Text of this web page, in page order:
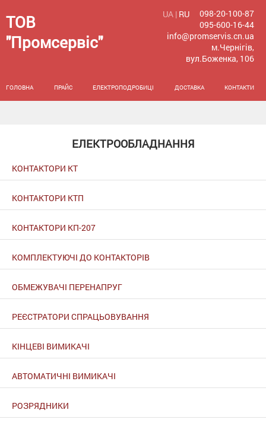
ТОВ
"Промсервіс"
UA | RU
098-20-100-87
095-600-16-44
info@promservis.cn.ua
м.Чернігів,
вул.Боженка, 106
ГОЛОВНА ПРАЙС ЕЛЕКТРОПОДРОБИЦІ ДОСТАВКА КОНТАКТИ
ЕЛЕКТРООБЛАДНАННЯ
КОНТАКТОРИ КТ
КОНТАКТОРИ КТП
КОНТАКТОРИ КП-207
КОМПЛЕКТУЮЧІ ДО КОНТАКТОРІВ
ОБМЕЖУВАЧІ ПЕРЕНАПРУГ
РЕЄСТРАТОРИ СПРАЦЬОВУВАННЯ
КІНЦЕВІ ВИМИКАЧІ
АВТОМАТИЧНІ ВИМИКАЧІ
РОЗРЯДНИКИ